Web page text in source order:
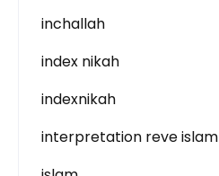
inchallah
index nikah
indexnikah
interpretation reve islam